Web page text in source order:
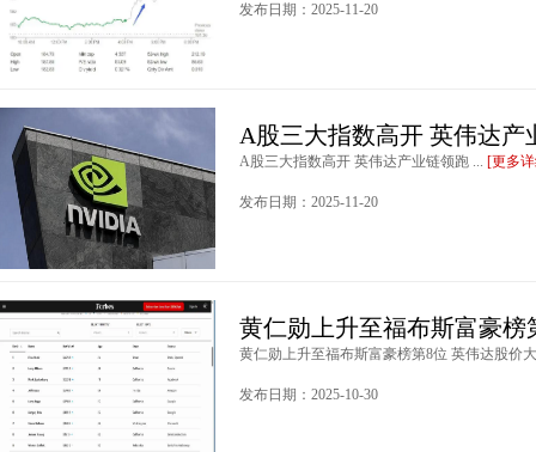
发布日期：2025-11-20
A股三大指数高开 英伟达产
A股三大指数高开 英伟达产业链领跑 ... [更多
发布日期：2025-11-20
黄仁勋上升至福布斯富豪榜
黄仁勋上升至福布斯富豪榜第8位 英伟达股价
发布日期：2025-10-30